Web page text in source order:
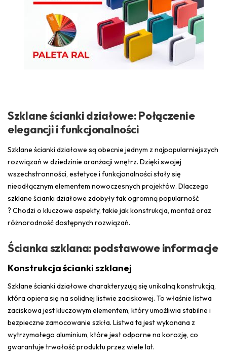
Szklane ścianki działowe: Połączenie
elegancji i funkcjonalności
Szklane ścianki działowe są obecnie jednym z najpopularniejszych
rozwiązań w dziedzinie aranżacji wnętrz. Dzięki swojej
wszechstronności, estetyce i funkcjonalności stały się
nieodłącznym elementem nowoczesnych projektów. Dlaczego
szklane ścianki działowe zdobyły tak ogromną popularność
? Chodzi o kluczowe aspekty, takie jak konstrukcja, montaż oraz
różnorodność dostępnych rozwiązań.
Ścianka szklana: podstawowe informacje
Konstrukcja ścianki szklanej
Szklane ścianki działowe charakteryzują się unikalną konstrukcją,
która opiera się na solidnej listwie zaciskowej. To właśnie listwa
zaciskowa jest kluczowym elementem, który umożliwia stabilne i
bezpieczne zamocowanie szkła. Listwa ta jest wykonana z
wytrzymałego aluminium, które jest odporne na korozję, co
gwarantuje trwałość produktu przez wiele lat.